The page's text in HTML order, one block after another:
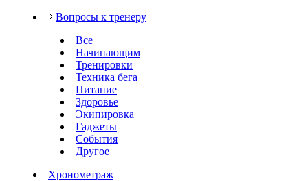
Вопросы к тренеру
Все
Начинающим
Тренировки
Техника бега
Питание
Здоровье
Экипировка
Гаджеты
События
Другое
Хронометраж